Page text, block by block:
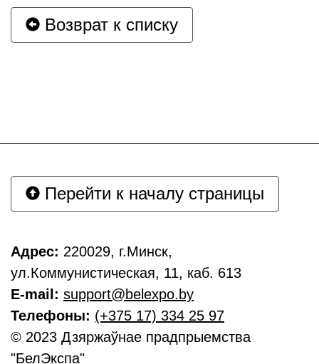
Возврат к списку
Перейти к началу страницы
Адрес: 220029, г.Минск,
ул.Коммунистическая, 11, каб. 613
E-mail: support@belexpo.by
Телефоны: (+375 17) 334 25 97
© 2023 Дзяржаўнае прадпрыемства
"БелЭкспа"